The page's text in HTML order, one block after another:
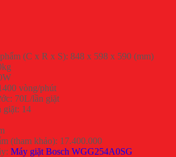
(C x R x S): 848 x 598 x 590 (mm)
vòng/phút
70L/lần giặt
giặt: 14
(tham khảo): 17.400.000
Máy giặt Bosch WGG254A0SG